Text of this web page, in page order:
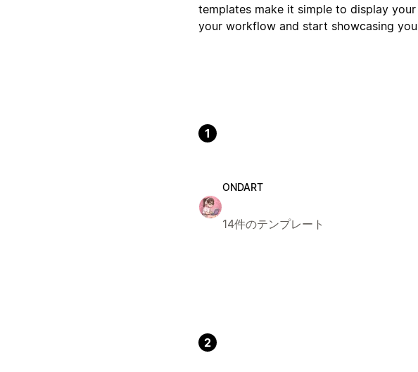
templates make it simple to display
your workflow and start showcasing
1
ONDART
14件のテンプレート
2